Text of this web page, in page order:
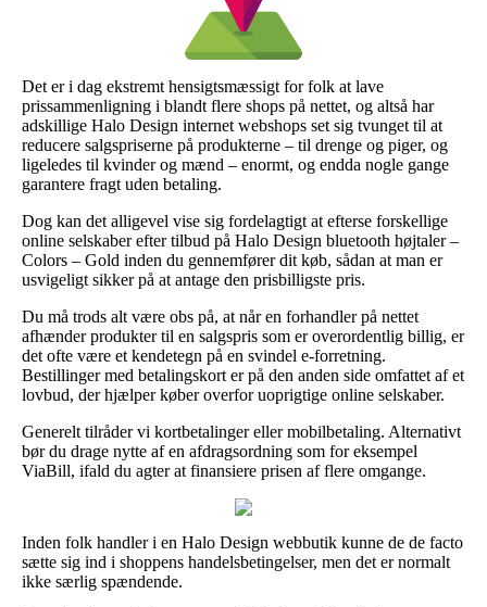
Det er i dag ekstremt hensigtsmæssigt for folk at lave
prissammenligning i blandt flere shops på nettet, og altså har
adskillige Halo Design internet webshops set sig tvunget til at
reducere salgspriserne på produkterne – til drenge og piger, og
ligeledes til kvinder og mænd – enormt, og endda nogle gange
garantere fragt uden betaling.
Dog kan det alligevel vise sig fordelagtigt at efterse forskellige
online selskaber efter tilbud på Halo Design bluetooth højtaler –
Colors – Gold inden du gennemfører dit køb, sådan at man er
usvigeligt sikker på at antage den prisbilligste pris.
Du må trods alt være obs på, at når en forhandler på nettet
afhænder produkter til en salgspris som er overordentlig billig, er
det ofte være et kendetegn på en svindel e-forretning.
Bestillinger med betalingskort er på den anden side omfattet af et
lovbud, der hjælper køber overfor uoprigtige online selskaber.
Generelt tilråder vi kortbetalinger eller mobilbetaling. Alternativt
bør du drage nytte af en afdragsordning som for eksempel
ViaBill, ifald du agter at finansiere prisen af flere omgange.
Inden folk handler i en Halo Design webbutik kunne de de facto
sætte sig ind i shoppens handelsbetingelser, men det er normalt
ikke særlig spændende.